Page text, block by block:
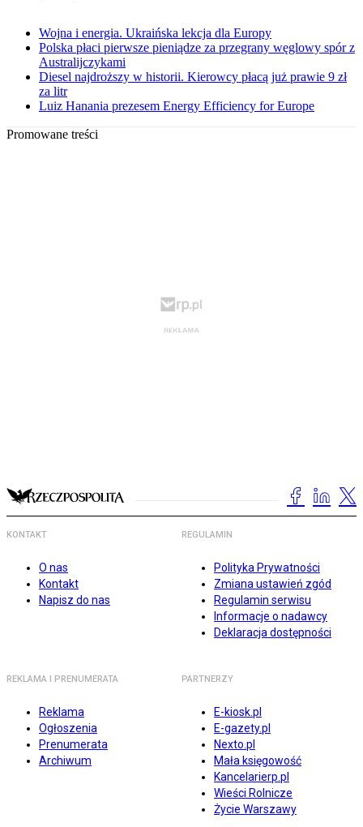
Wojna i energia. Ukraińska lekcja dla Europy
Polska płaci pierwsze pieniądze za przegrany węglowy spór z
Australijczykami
Diesel najdroższy w historii. Kierowcy płacą już prawie 9 zł
za litr
Luiz Hanania prezesem Energy Efficiency for Europe
Promowane treści
KONTAKT
O nas
Kontakt
Napisz do nas
REGULAMIN
Polityka Prywatności
Zmiana ustawień zgód
Regulamin serwisu
Informacje o nadawcy
Deklaracja dostępności
REKLAMA I PRENUMERATA
Reklama
Ogłoszenia
Prenumerata
Archiwum
PARTNERZY
E-kiosk.pl
E-gazety.pl
Nexto.pl
Mała księgowość
Kancelarierp.pl
Wieści Rolnicze
Życie Warszawy